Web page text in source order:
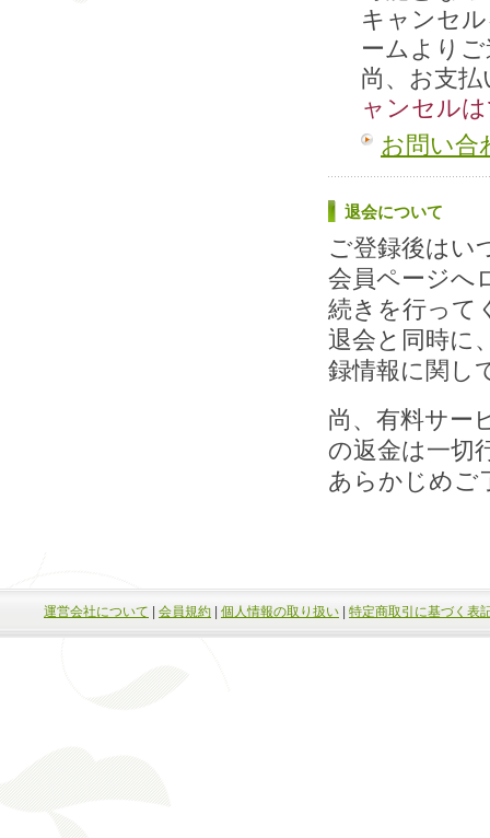
キャンセ
ームより
尚、お支
ャンセル
お問い合
退会について
ご登録後はい
会員ページへ
続きを行って
退会と同時に
録情報に関し
尚、有料サー
の返金は一切
あらかじめご
運営会社について 会員規約 個人情報の取り扱い 特定商取引に基づく表